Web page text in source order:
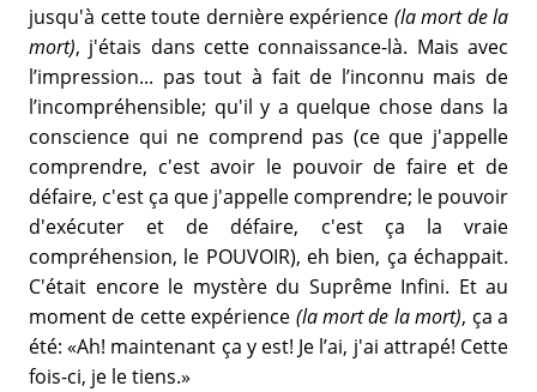
jusqu'à cette toute dernière expérience (la mort de la
mort), j'étais dans cette connaissance-là. Mais avec
l’impression... pas tout à fait de l’inconnu mais de
l’incompréhensible; qu'il y a quelque chose dans la
conscience qui ne comprend pas (ce que j'appelle
comprendre, c'est avoir le pouvoir de faire et de
défaire, c'est ça que j'appelle comprendre; le pouvoir
d'exécuter et de défaire, c'est ça la vraie
compréhension, le POUVOIR), eh bien, ça échappait.
C'était encore le mystère du Suprême Infini. Et au
moment de cette expérience (la mort de la mort), ça a
été: «Ah! maintenant ça y est! Je l’ai, j'ai attrapé! Cette
fois-ci, je le tiens.»